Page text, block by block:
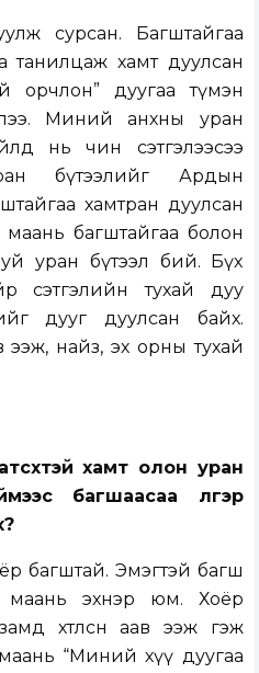
сурсан. Багштайгаа
танилцаж хамт дуулсан
орчлон” дуугаа түмэн
Миний анхны уран
нь чин сэтгэлээсээ
бүтээлийг Ардын
хамтран дуулсан
багштайгаа болон
уран бүтээл бий. Бүх
сэтгэлийн тухай дуу
дууг дуулсан байх.
ээж, найз, эх орны тухай
хамт олон уран
багшаасаа үлгэр
багштай. Эмэгтэй багш
маань эхнэр юм. Хоёр
хөтөлсөн аав ээж гэж
“Миний хүү дуугаа